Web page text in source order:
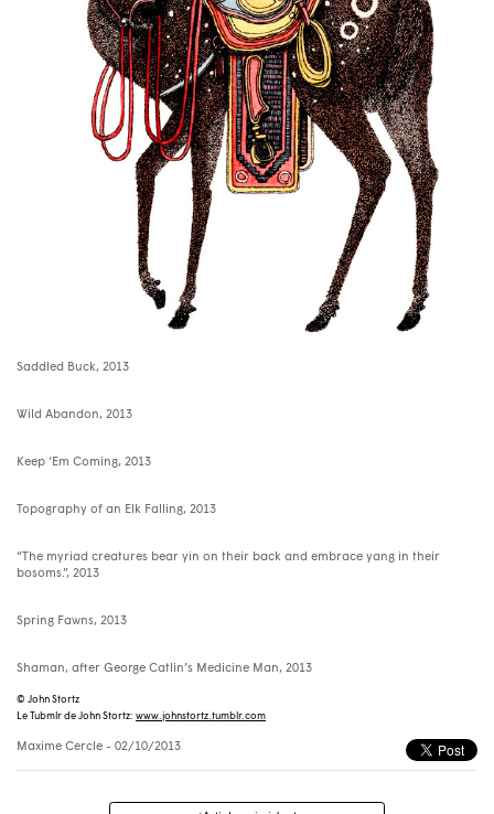
Saddled Buck, 2013
Wild Abandon, 2013
Keep ‘Em Coming, 2013
Topography of an Elk Falling, 2013
“The myriad creatures bear yin on their back and embrace yang in their
bosoms.”, 2013
Spring Fawns, 2013
Shaman, after George Catlin’s Medicine Man, 2013
© John Stortz
Le Tubmlr de John Stortz: www.johnstortz.tumblr.com
Maxime Cercle - 02/10/2013
Navigation